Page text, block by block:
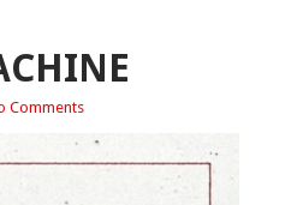
Comments